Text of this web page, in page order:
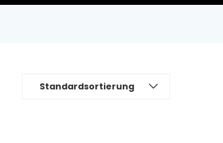
Standardsortierung